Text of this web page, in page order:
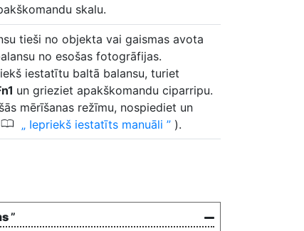
skalu.
tieši no objekta vai gaismas avota
no esošas fotogrāfijas.
iestatītu baltā balansu, turiet
un grieziet apakškomandu ciparripu.
mērīšanas režīmu, nospiediet un
0 Iepriekš iestatīts manuāli ).
”